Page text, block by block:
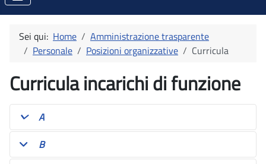
Sei qui: Home
Amministrazione trasparente
Personale
Posizioni organizzative Curricula
Curricula incarichi di funzione
A
B